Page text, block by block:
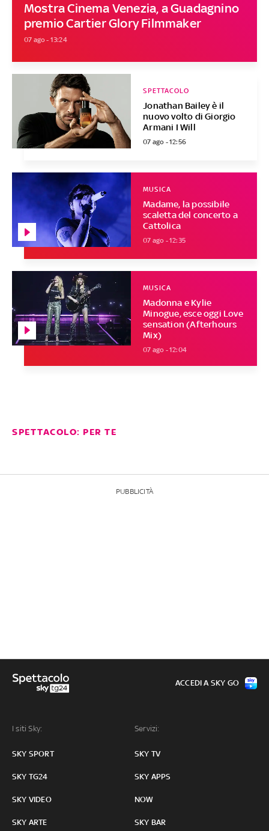
Mostra Cinema Venezia, a Guadagnino
premio Cartier Glory Filmmaker
07 ago - 13:24
Jonathan Bailey è il
nuovo volto di Giorgio
Armani I Will
SPETTACOLO
07 ago - 12:56
Madame, la possibile
scaletta del concerto a
Cattolica
MUSICA
07 ago - 12:35
Madonna e Kylie
Minogue, esce oggi Love
sensation (Afterhours
Mix)
MUSICA
07 ago - 12:04
SPETTACOLO: PER TE
PUBBLICITÀ
I siti Sky:
SKY SPORT
SKY TG24
SKY VIDEO
SKY ARTE
Servizi:
SKY TV
SKY APPS
NOW
SKY BAR
ACCEDI A SKY GO